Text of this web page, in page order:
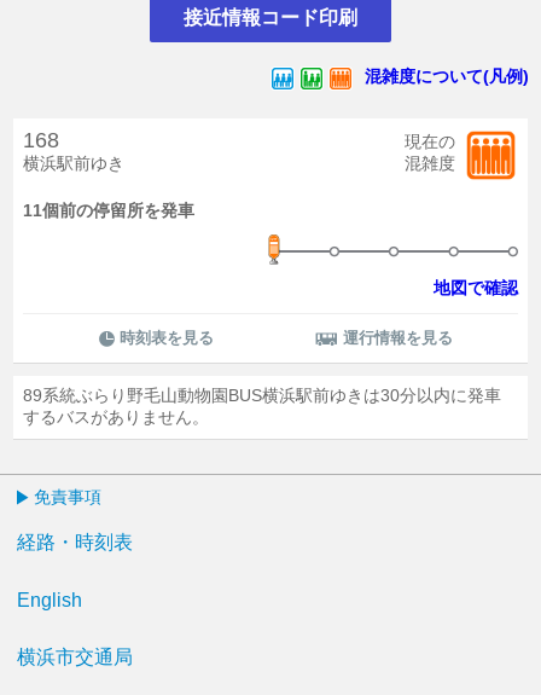
接近情報コード印刷
混雑度について(凡例)
168
横浜駅前ゆき
現在の
混雑度
11個前の停留所を発車
地図で確認
時刻表を見る 運行情報を見る
89系統ぶらり野毛山動物園BUS横浜駅前ゆきは30分以内に発車
するバスがありません。
免責事項
経路・時刻表
English
横浜市交通局